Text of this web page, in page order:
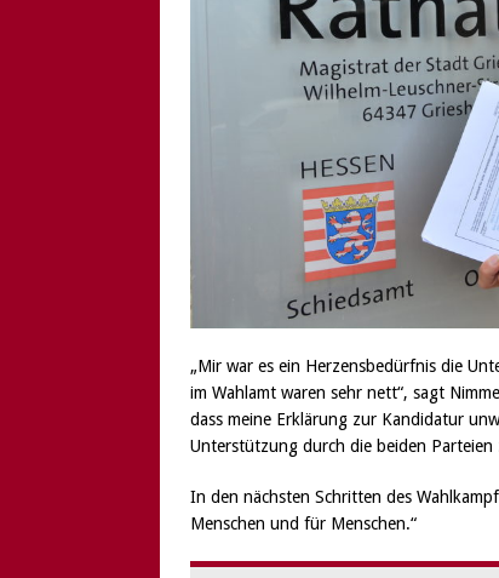
„Mir war es ein Herzensbedürfnis die
im Wahlamt waren sehr nett“, sagt
dass meine Erklärung zur Kandidatur
Unterstützung durch die beiden
In den nächsten Schritten des
Menschen und für Menschen.“